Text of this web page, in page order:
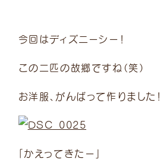
今回はディズニーシー！
この二匹の故郷ですね（笑）
お洋服、がんばって作りました！
「かえってきたー」